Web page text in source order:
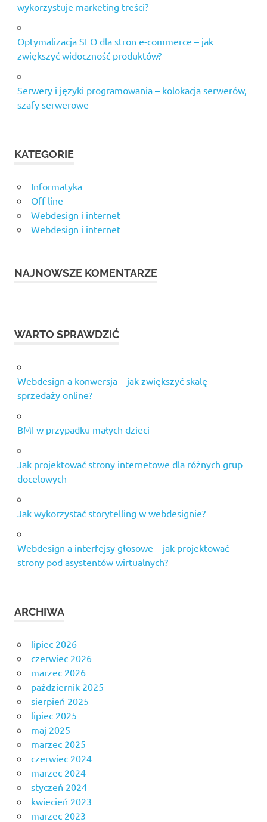
wykorzystuje marketing treści?
Optymalizacja SEO dla stron e-commerce – jak
zwiększyć widoczność produktów?
Serwery i języki programowania – kolokacja serwerów,
szafy serwerowe
KATEGORIE
Informatyka
Off-line
Webdesign i internet
Webdesign i internet
NAJNOWSZE KOMENTARZE
WARTO SPRAWDZIĆ
Webdesign a konwersja – jak zwiększyć skalę
sprzedaży online?
BMI w przypadku małych dzieci
Jak projektować strony internetowe dla różnych grup
docelowych
Jak wykorzystać storytelling w webdesignie?
Webdesign a interfejsy głosowe – jak projektować
strony pod asystentów wirtualnych?
ARCHIWA
lipiec 2026
czerwiec 2026
marzec 2026
październik 2025
sierpień 2025
lipiec 2025
maj 2025
marzec 2025
czerwiec 2024
marzec 2024
styczeń 2024
kwiecień 2023
marzec 2023